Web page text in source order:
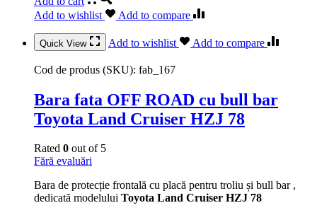
Add to wishlist
Add to compare
Quick View Add to wishlist Add to compare
Cod de produs (SKU): fab_167
Bara fata OFF ROAD cu bull bar
Toyota Land Cruiser HZJ 78
Rated 0 out of 5
Fără evaluări
Bara de protecție frontală cu placă pentru troliu și bull bar ,
dedicată modelului Toyota Land Cruiser HZJ 78